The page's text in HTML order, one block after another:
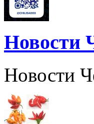
Новости
Новости